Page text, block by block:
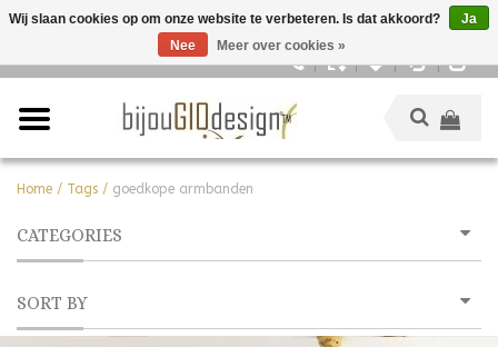
Home / Tags / goedkope armbanden
CATEGORIES
SORT BY
Wij slaan cookies op om onze website te verbeteren. Is dat akkoord?
Ja
Nee
Meer over cookies »